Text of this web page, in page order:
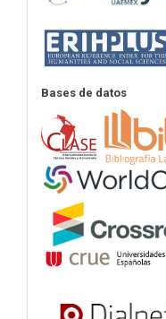
Bases de datos